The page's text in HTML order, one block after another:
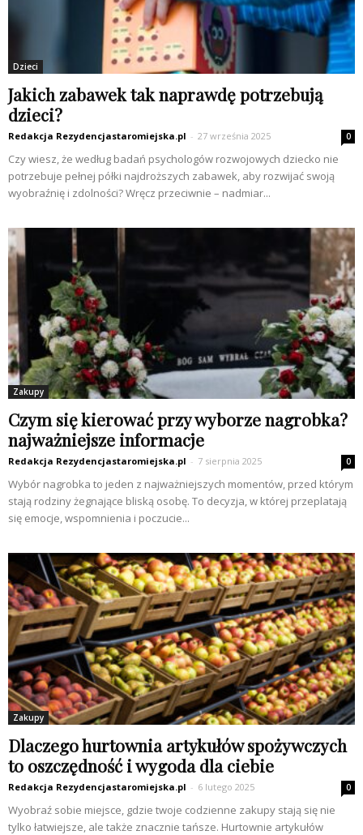
Dzieci
Jakich zabawek tak naprawdę potrzebują
dzieci?
Redakcja Rezydencjastaromiejska.pl - 27 września 2025 0
Czy wiesz, że według badań psychologów rozwojowych dziecko nie
potrzebuje pełnej półki najdroższych zabawek, aby rozwijać swoją
wyobraźnię i zdolności? Wręcz przeciwnie – nadmiar...
Zakupy
Czym się kierować przy wyborze nagrobka?
najważniejsze informacje
Redakcja Rezydencjastaromiejska.pl - 7 sierpnia 2025 0
Wybór nagrobka to jeden z najważniejszych momentów, przed którym
stają rodziny żegnające bliską osobę. To decyzja, w której przeplatają
się emocje, wspomnienia i poczucie...
Zakupy
Dlaczego hurtownia artykułów spożywczych
to oszczędność i wygoda dla ciebie
Redakcja Rezydencjastaromiejska.pl - 6 lutego 2025 0
Wyobraź sobie miejsce, gdzie twoje codzienne zakupy stają się nie
tylko łatwiejsze, ale także znacznie tańsze. Hurtownie artykułów